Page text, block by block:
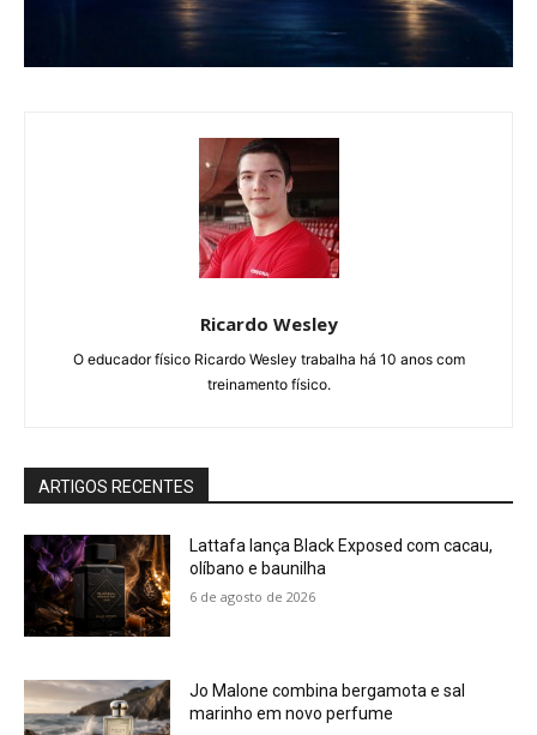
Ricardo Wesley
O educador físico Ricardo Wesley trabalha há 10 anos com
treinamento físico.
ARTIGOS RECENTES
Lattafa lança Black Exposed com cacau,
olíbano e baunilha
6 de agosto de 2026
Jo Malone combina bergamota e sal
marinho em novo perfume